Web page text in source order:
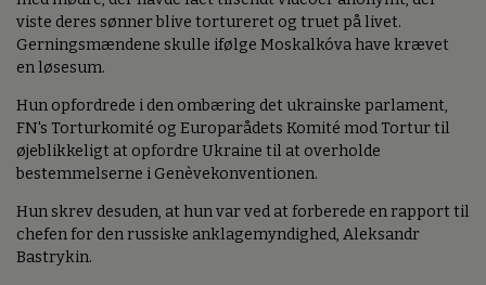
viste deres sønner blive tortureret og truet på livet.
Gerningsmændene skulle ifølge Moskalkóva have krævet
en løsesum.
Hun opfordrede i den ombæring det ukrainske parlament,
FN's Torturkomité og Europarådets Komité mod Tortur til
øjeblikkeligt at opfordre Ukraine til at overholde
bestemmelserne i Genèvekonventionen.
Hun skrev desuden, at hun var ved at forberede en rapport til
chefen for den russiske anklagemyndighed, Aleksandr
Bastrykin.